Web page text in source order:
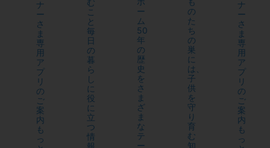
ナ
ー
さ
ま
専
用
ア
プ
リ
の
ご
案
内
も
っ
こ
と
毎
日
の
暮
ら
し
に
役
に
立
つ
情
報
ー
ム
50
年
の
歴
史
を
さ
ま
ざ
ま
な
テ
ー
の
た
ち
の
巣
に
は、
子
供
を
守
り
育
む
知
ナ
ー
さ
ま
専
用
ア
プ
リ
の
ご
案
内
も
っ